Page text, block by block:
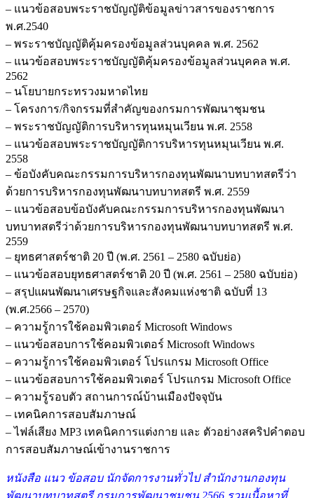
– แนวข้อสอบพระราชบัญญัติข้อมูลข่าวสารของราชการ
พ.ศ.2540
– พระราชบัญญัติคุ้มครองข้อมูลส่วนบุคคล พ.ศ. 2562
– แนวข้อสอบพระราชบัญญัติคุ้มครองข้อมูลส่วนบุคคล พ.ศ.
2562
– นโยบายกระทรวงมหาดไทย
– โครงการ/กิจกรรมที่สำคัญของกรมการพัฒนาชุมชน
– พระราชบัญญัติการบริหารทุนหมุนเวียน พ.ศ. 2558
– แนวข้อสอบพระราชบัญญัติการบริหารทุนหมุนเวียน พ.ศ.
2558
– ข้อบังคับคณะกรรมการบริหารกองทุนพัฒนาบทบาทสตรีว่า
ด้วยการบริหารกองทุนพัฒนาบทบาทสตรี พ.ศ. 2559
– แนวข้อสอบข้อบังคับคณะกรรมการบริหารกองทุนพัฒนา
บทบาทสตรีว่าด้วยการบริหารกองทุนพัฒนาบทบาทสตรี พ.ศ.
2559
– ยุทธศาสตร์ชาติ 20 ปี (พ.ศ. 2561 – 2580 ฉบับย่อ)
– แนวข้อสอบยุทธศาสตร์ชาติ 20 ปี (พ.ศ. 2561 – 2580 ฉบับย่อ)
– สรุปแผนพัฒนาเศรษฐกิจและสังคมแห่งชาติ ฉบับที่ 13
(พ.ศ.2566 – 2570)
– ความรู้การใช้คอมพิวเตอร์ Microsoft Windows
– แนวข้อสอบการใช้คอมพิวเตอร์ Microsoft Windows
– ความรู้การใช้คอมพิวเตอร์ โปรแกรม Microsoft Office
– แนวข้อสอบการใช้คอมพิวเตอร์ โปรแกรม Microsoft Office
– ความรู้รอบตัว สถานการณ์บ้านเมืองปัจจุบัน
– เทคนิคการสอบสัมภาษณ์
– ไฟล์เสียง MP3 เทคนิคการแต่งกาย และ ตัวอย่างสคริปคำตอบ
การสอบสัมภาษณ์เข้างานราชการ
หนังสือ แนว ข้อสอบ นักจัดการงานทั่วไป สำนักงานกองทุน
พัฒนาบทบาทสตรี กรมการพัฒนาชุมชน 2566 รวมเนื้อหาที่